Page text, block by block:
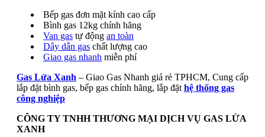
Bếp gas đơn mặt kính cao cấp
Bình gas 12kg chính hãng
Van gas tự động an toàn
Dây dẫn gas chất lượng cao
Giao gas nhanh miễn phí
Gas Lửa Xanh – Giao Gas Nhanh giá rẻ TPHCM, Cung cấp
lắp đặt bình gas, bếp gas chính hãng, lắp đặt hệ thống gas
công nghiệp
CÔNG TY TNHH THƯƠNG MẠI DỊCH VỤ GAS LỬA
XANH